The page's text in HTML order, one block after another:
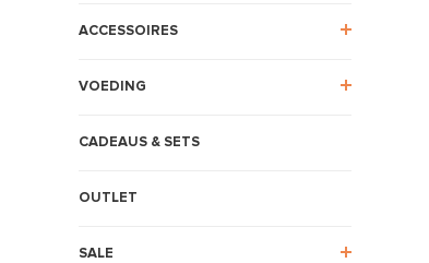
ACCESSOIRES
VOEDING
CADEAUS & SETS
OUTLET
SALE